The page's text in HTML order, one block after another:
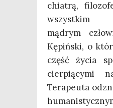
chia­trą,
wszyst­kim
mądrym
Kępiń­ski, o
część życia
cier­pią­cy­mi
Tera­peu­ta